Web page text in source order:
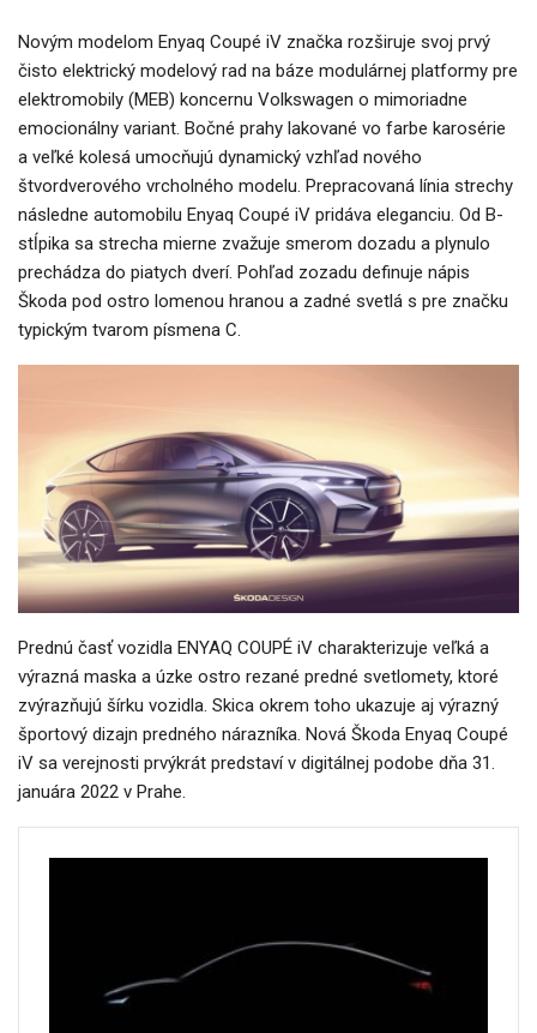
Novým modelom Enyaq Coupé iV značka rozširuje svoj prvý
čisto elektrický modelový rad na báze modulárnej platformy pre
elektromobily (MEB) koncernu Volkswagen o mimoriadne
emocionálny variant. Bočné prahy lakované vo farbe karosérie
a veľké kolesá umocňujú dynamický vzhľad nového
štvordverového vrcholného modelu. Prepracovaná línia strechy
následne automobilu Enyaq Coupé iV pridáva eleganciu. Od B-
stĺpika sa strecha mierne zvažuje smerom dozadu a plynulo
prechádza do piatych dverí. Pohľad zozadu definuje nápis
Škoda pod ostro lomenou hranou a zadné svetlá s pre značku
typickým tvarom písmena C.
Prednú časť vozidla ENYAQ COUPÉ iV charakterizuje veľká a
výrazná maska a úzke ostro rezané predné svetlomety, ktoré
zvýrazňujú šírku vozidla. Skica okrem toho ukazuje aj výrazný
športový dizajn predného nárazníka. Nová Škoda Enyaq Coupé
iV sa verejnosti prvýkrát predstaví v digitálnej podobe dňa 31.
januára 2022 v Prahe.